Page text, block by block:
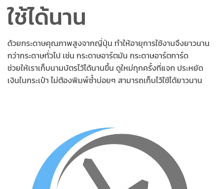
ใช้ได้นาน
ด้วยกระดาษคุณภาพสูงจากญี่ปุ่น ทำให้อายุการใช้งานจึงยาวนาน
กว่ากระดาษทั่วไป เช่น กระดาษอาร์ตมัน กระดาษอาร์ตการ์ด
ช่วยให้เราเก็บนามบัตรไว้ได้นานขึ้น ดูใหม่ทุกครั้งที่แจก ประหยัด
เงินในกระเป๋า ไม่ต้องพิมพ์ซ้ำบ่อยๆ สามารถเก็บไว้ใช้ได้ยาวนาน